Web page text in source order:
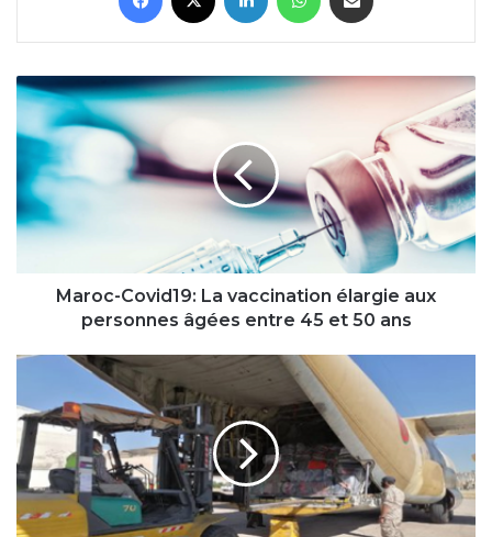
Maroc-
Covid19:
La
vaccination
élargie
aux
personnes
entre
ans
Maroc-Covid19: La vaccination élargie aux
personnes âgées entre 45 et 50 ans
Arrivée
Jordanie
du
deuxième
lot
de
l’aide